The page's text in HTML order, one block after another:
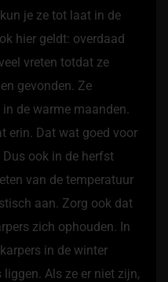
je ze tot laat in de
hier geldt: overdaad
vreten totdat ze
gevonden. Ze
de warme maanden.
erin. Dat wat goed voor
ook in de herfst
van de temperatuur
aan. Zorg ook dat
zich ophouden. In
in de winter
Als ze er niet zijn,